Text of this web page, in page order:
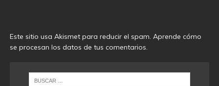
Este sitio usa Akismet para reducir el spam. Aprende cómo
se procesan los datos de tus comentarios.